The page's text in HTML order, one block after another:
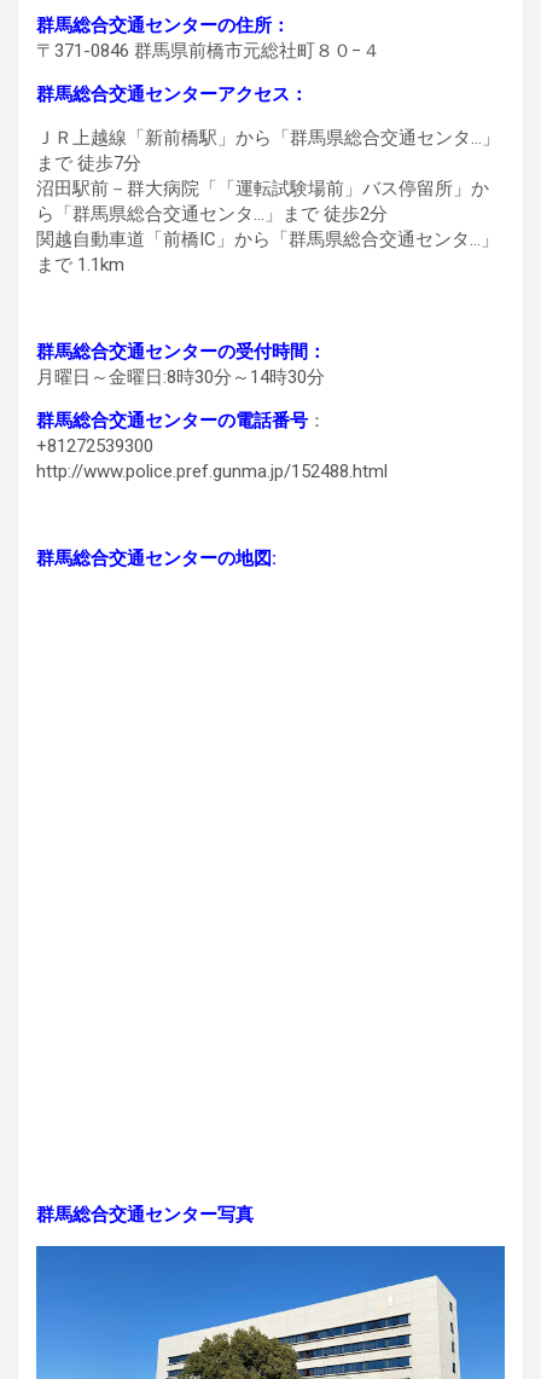
群馬総合交通センターの住所：
〒371-0846 群馬県前橋市元総社町８０−４
群馬総合交通センターアクセス：
ＪＲ上越線「新前橋駅」から「群馬県総合交通センタ…」
まで 徒歩7分
沼田駅前－群大病院「「運転試験場前」バス停留所」か
ら「群馬県総合交通センタ…」まで 徒歩2分
関越自動車道「前橋IC」から「群馬県総合交通センタ…」
まで 1.1km
群馬総合交通センターの受付時間：
月曜日～金曜日:8時30分～14時30分
群馬総合交通センターの電話番号 ：
+81272539300
http://www.police.pref.gunma.jp/152488.html
群馬総合交通センターの地図:
群馬総合交通センター写真